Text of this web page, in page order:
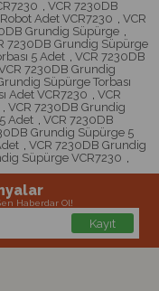
, VCR 7230DB
Adet VCR7230 , VCR
Grundig Süpürge ,
7230DB Grundig Süpürge
5 Adet , VCR 7230DB
7230DB Grundig
Süpürge Torbası
Adet VCR7230 , VCR
, VCR 7230DB Grundig
Adet , VCR 7230DB
Grundig Süpürge 5
, VCR 7230DB Grundig
Süpürge VCR7230 ,
Haberdar Ol!
Kayıt